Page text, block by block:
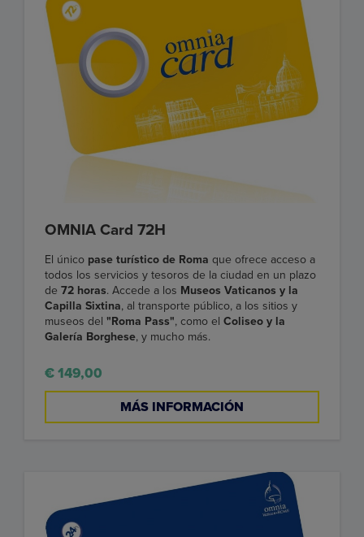
OMNIA Card 72H
El único pase turístico de Roma que ofrece acceso a
todos los servicios y tesoros de la ciudad en un plazo
de 72 horas. Accede a los Museos Vaticanos y la
Capilla Sixtina, al transporte público, a los sitios y
museos del "Roma Pass", como el Coliseo y la
Galería Borghese, y mucho más.
€ 149,00
MÁS INFORMACIÓN